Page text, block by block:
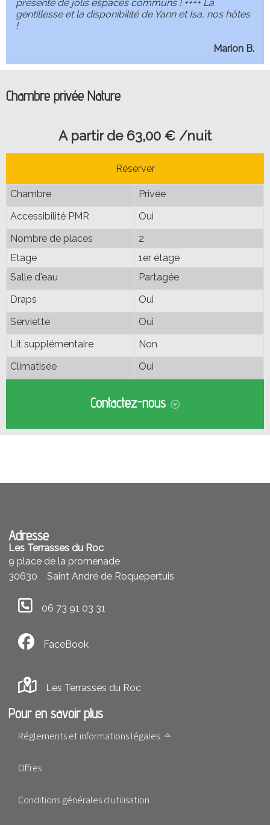
présente de jolis espaces communs ! ++++ La
gentillesse et la disponibilité de Yann et Isa, nos hôtes
!
Marion B.
Chambre privée Nature
A partir de 63,00 € /nuit
Réserver
Chambre
Privée
Accessibilité PMR
Oui
Nombre de places
2
Etage
1er étage
Salle d'eau
Partagée
Draps
Oui
Serviette
Oui
Lit supplémentaire
Non
Climatisée
Oui
Contactez-nous
Adresse
Les Terrasses du Roc
9 place de la promenade
30630
Saint André de Roquepertuis
06 73 91 03 31
FaceBook
Les Terrasses du Roc
Pour en savoir plus
Réglements et informations légales
Offres
Conditions générales d'utilisation